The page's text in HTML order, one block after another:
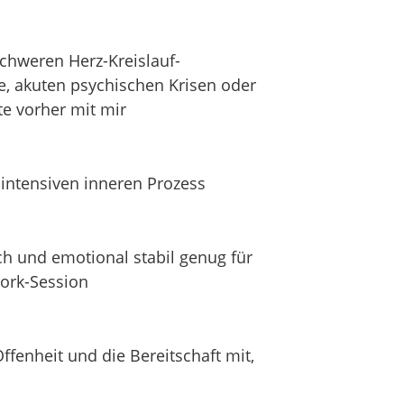
ausgesprochen hast.
gesetzt hast.
sich viel zu lange
aufhören, brav zu funktionieren.
falsch.
falsch.
lange beigebracht, dass du zu viel
deine unterdrückte Energie nicht
Herz-Kreislauf-
akuten psychischen Krisen oder
vorher mit mir
inneren Prozess
und emotional stabil genug für
Session
und die Bereitschaft mit,